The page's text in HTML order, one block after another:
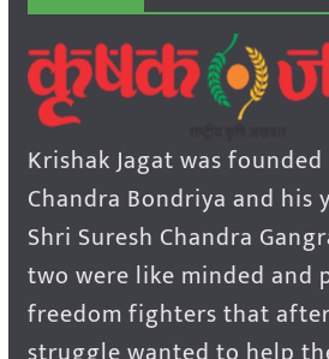
Krishak Jagat was
Chandra Bondriya and
Shri Suresh Chandra
two were like minded and
freedom fighters that